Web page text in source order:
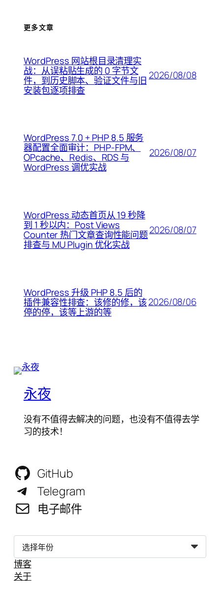
更多文章
WordPress 网站根目录清理实
战：从误粘贴生成的 0 字节文
件，到历史脚本、验证文件与旧
安装包逐项排查
2026/08/08
WordPress 7.0 + PHP 8.5 服务
器配置全面审计：PHP-FPM、
OPcache、Redis、RDS 与
WordPress 调优实战
2026/08/07
WordPress 动态首页从 19 秒降
到 1 秒以内：Post Views
Counter 热门文章查询性能问题
排查与 MU Plugin 优化实战
2026/08/07
WordPress 升级 PHP 8.5 后的
插件兼容性排查：该修的修，该
停的停，该等上游的等
2026/08/06
永夜
没有不值得去解决的问题，也没有不值得去学
习的技术！
GitHub
Telegram
电子邮件
归
档
博客
关于